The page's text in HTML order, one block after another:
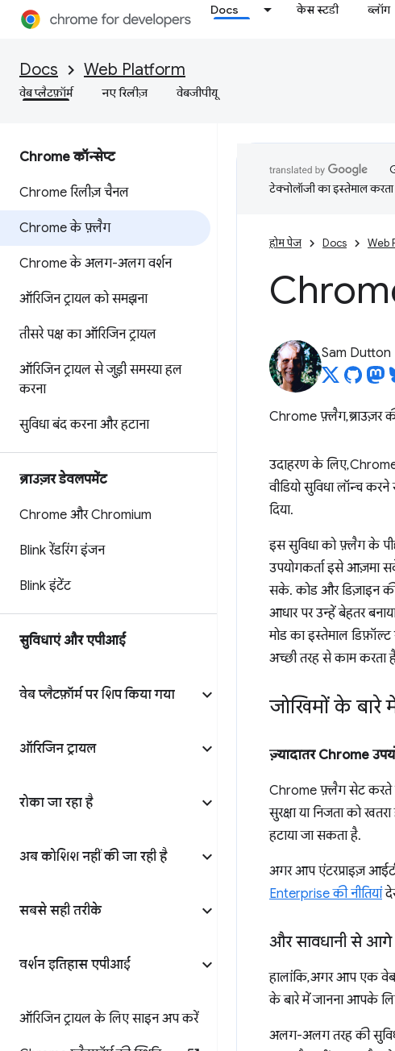
Docs केस स्टडी ब्लॉग
Docs Web Platform
वेब प्लैटफ़ॉर्म नए रिलीज़ वेबजीपीयू
Chrome कॉन्सेप्ट
Chrome रिलीज़ चैनल
Chrome के फ़्लैग
Chrome के अलग-अलग वर्शन
ऑरिजिन ट्रायल को समझना
तीसरे पक्ष का ऑरिजिन ट्रायल
ऑरिजिन ट्रायल से जुड़ी समस्या हल
करना
सुविधा बंद करना और हटाना
ब्राउज़र डेवलपमेंट
Chrome और Chromium
Blink रेंडरिंग इंजन
Blink इंटेंट
सुविधाएं और एपीआई
वेब प्लैटफ़ॉर्म पर शिप किया गया
ऑरिजिन ट्रायल
रोका जा रहा है
अब कोशिश नहीं की जा रही है
सबसे सही तरीके
वर्शन इतिहास एपीआई
ऑरिजिन ट्रायल के लिए साइन अप करें
टेक्नोलॉजी का इस्तेमाल
होम पेज Docs Web
Sam Dutton
Chrome फ़्लैग, ब्राउज़र
उदाहरण के लिए,
वीडियो सुविधा लॉन्च
दिया.
इस सुविधा को फ़्लैग के
उपयोगकर्ता इसे आज़मा
सके. कोड और डिज़ाइन की
आधार पर उन्हें बेहतर
मोड का इस्तेमाल
अच्छी तरह से काम करता
जोखिमों के बारे
ज़्यादातर Chrome
Chrome फ़्लैग सेट करते
सुरक्षा या निजता को
हटाया जा सकता है.
अगर आप एंटरप्राइज़
Enterprise की नीतियां
और सावधानी से
हालांकि, अगर आप एक
के बारे में जानना आपके
अलग-अलग तरह की